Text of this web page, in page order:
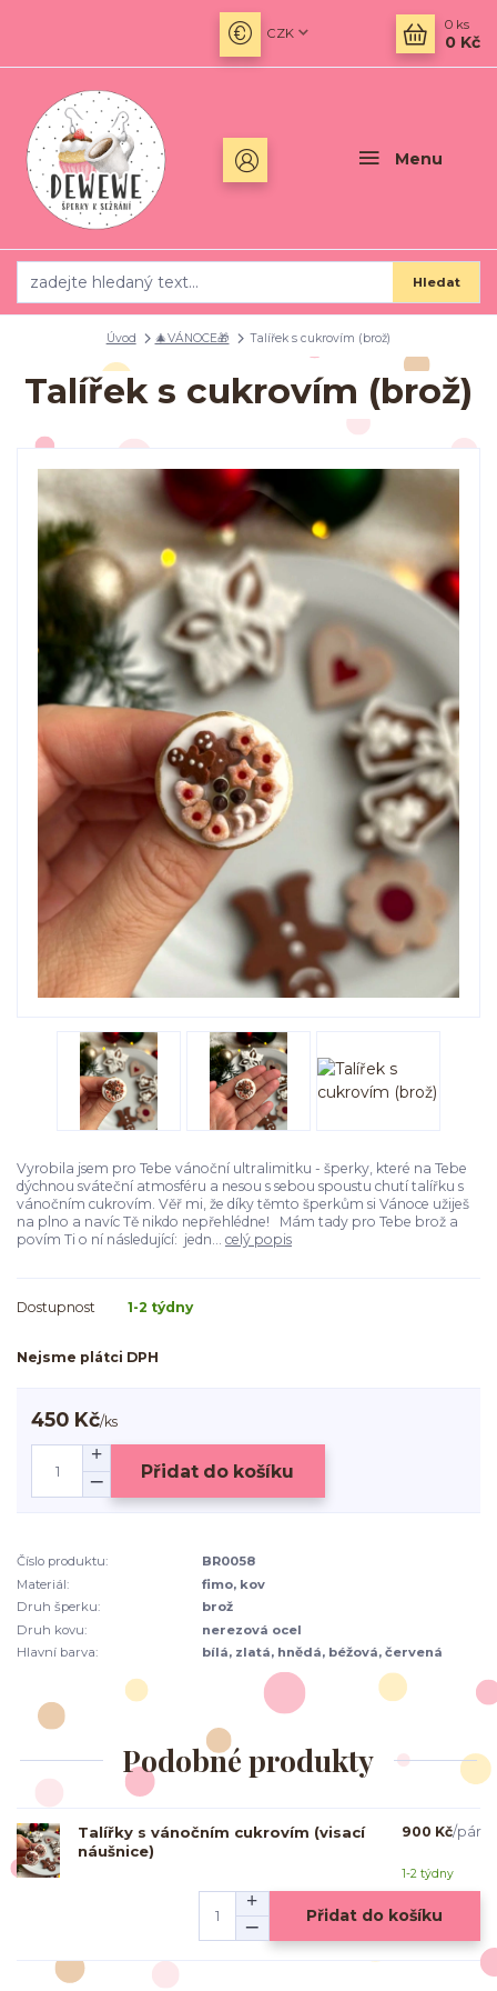
Menu
CZK
Hledat
0 ks
0 Kč
Úvod 🎄VÁNOCE🎁 Talířek s cukrovím (brož)
Talířek s cukrovím (brož)
Vyrobila jsem pro Tebe vánoční ultralimitku - šperky, které na Tebe
dýchnou sváteční atmosféru a nesou s sebou spoustu chutí talířku s
vánočním cukrovím. Věř mi, že díky těmto šperkům si Vánoce užiješ
na plno a navíc Tě nikdo nepřehlédne! Mám tady pro Tebe brož a
povím Ti o ní následující: jedn... celý popis
Dostupnost 1-2 týdny
Nejsme plátci DPH
450 Kč/ks
Přidat do košíku
Číslo produktu:
BR0058
Materiál:
fimo, kov
Druh šperku:
brož
Druh kovu:
nerezová ocel
Hlavní barva:
bílá, zlatá, hnědá, béžová, červená
Podobné produkty
Talířky s vánočním cukrovím (visací
náušnice)
900 Kč/pár
1-2 týdny
Přidat do košíku